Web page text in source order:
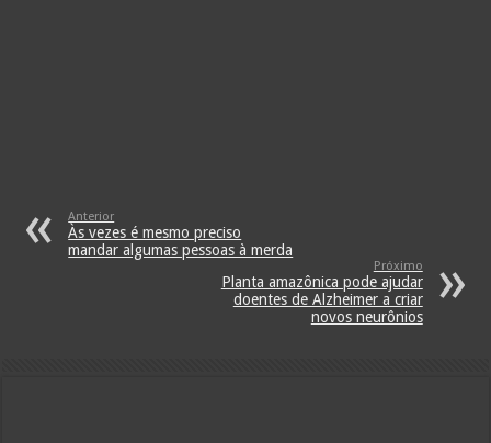
Anterior
Às vezes é mesmo preciso
mandar algumas pessoas à merda
Próximo
Planta amazônica pode ajudar
doentes de Alzheimer a criar
novos neurônios